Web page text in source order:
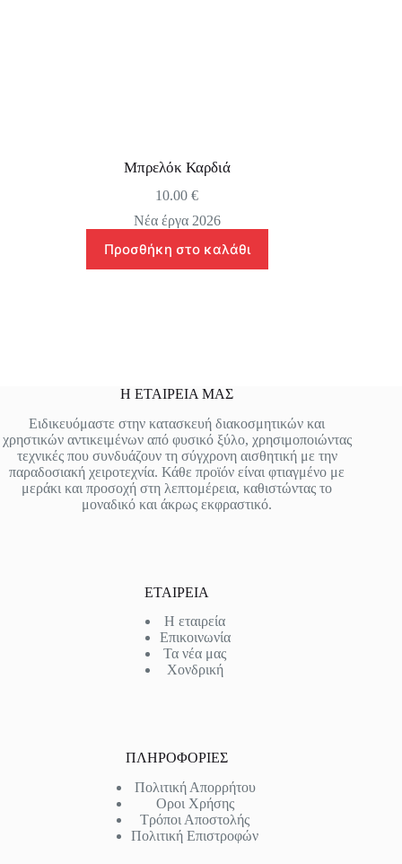
Μπρελόκ Καρδιά
10.00€
Νέα έργα 2026
Προσθήκη στο καλάθι
Η ΕΤΑΙΡΕΙΑ ΜΑΣ
Ειδικευόμαστε στην κατασκευή διακοσμητικών και
χρηστικών αντικειμένων από φυσικό ξύλο, χρησιμοποιώντας
τεχνικές που συνδυάζουν τη σύγχρονη αισθητική με την
παραδοσιακή χειροτεχνία. Κάθε προϊόν είναι φτιαγμένο με
μεράκι και προσοχή στη λεπτομέρεια, καθιστώντας το
μοναδικό και άκρως εκφραστικό.
ΕΤΑΙΡΕΙΑ
Η εταιρεία
Επικοινωνία
Τα νέα μας
Χονδρική
ΠΛΗΡΟΦΟΡΙΕΣ
Πολιτική Απορρήτου
Οροι Χρήσης
Τρόποι Αποστολής
Πολιτική Επιστροφών